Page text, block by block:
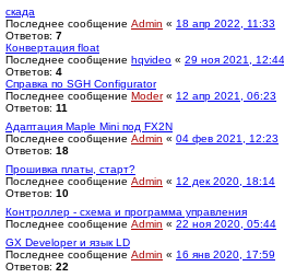
скада
Последнее сообщение Admin « 18 апр 2022, 11:33
Ответов: 7
Конвертация float
Последнее сообщение hqvideo « 29 ноя 2021, 12:44
Ответов: 4
Справка по SGH Configurator
Последнее сообщение Moder« 12 апр 2021, 06:23
Ответов: 11
Адаптация Maple Mini под FX2N
Последнее сообщение Admin « 04 фев 2021, 12:23
Ответов: 18
Прошивка платы, старт?
Последнее сообщение Admin « 12 дек 2020, 18:14
Ответов: 10
Контроллер - схема и программа управления
Последнее сообщение Admin « 22 ноя 2020, 05:44
GX Developer и язык LD
Последнее сообщение Admin « 16 янв 2020, 17:59
Ответов: 22